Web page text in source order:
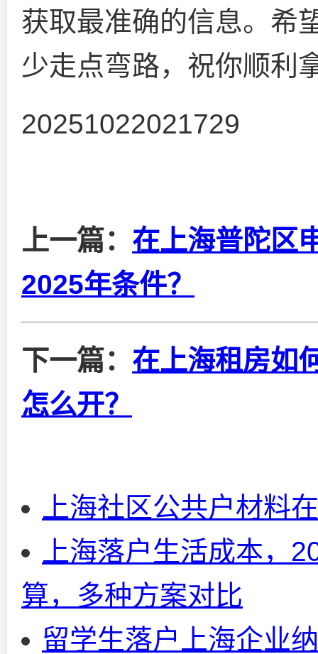
获取最准确的信息。希
少走点弯路，祝你顺利
20251022021729
上一篇： 在上海普陀区
2025年条件？
下一篇： 在上海租房如
怎么开？
上海社区公共户材料
上海落户生活成本，
算，多种方案对比
留学生落户上海企业